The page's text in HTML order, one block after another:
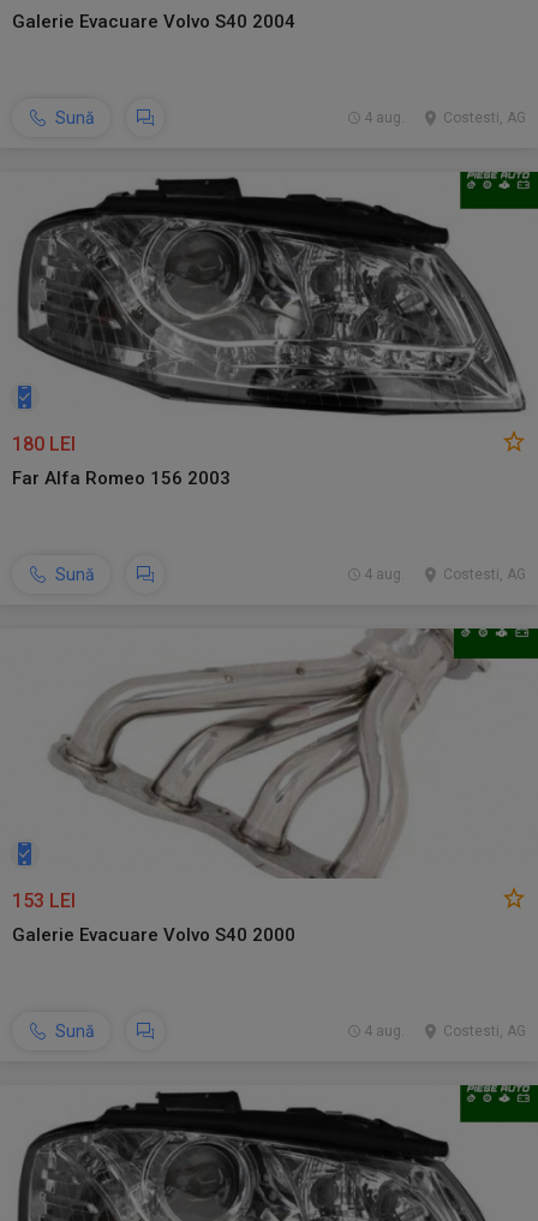
Galerie Evacuare Volvo S40 2004
Sună Costesti, AG
4 aug.
180 LEI
Far Alfa Romeo 156 2003
Sună Costesti, AG
4 aug.
153 LEI
Galerie Evacuare Volvo S40 2000
Sună Costesti, AG
4 aug.